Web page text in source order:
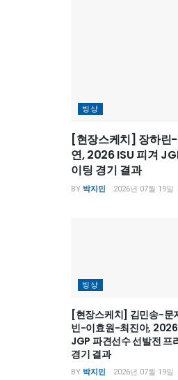
빙상
[현장스케치] 장하
연, 2026 ISU 피겨
이팅 경기 결과
BY 박지민 2026년 07월 19일
빙상
[현장스케치] 김민송-문
빈-이효원-최진아, 2026
JGP 파견선수 선발전 프
경기 결과
BY 박지민 2026년 07월 19일